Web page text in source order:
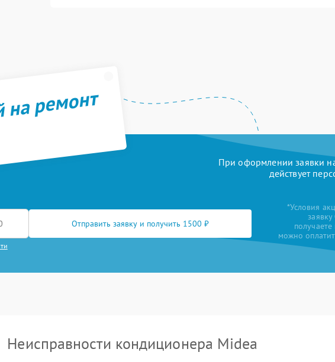
ремонт
При оформлении заявки
действует
Отправить заявку и получить 1500 ₽
*Условия
можно
Неисправности кондиционера Midea